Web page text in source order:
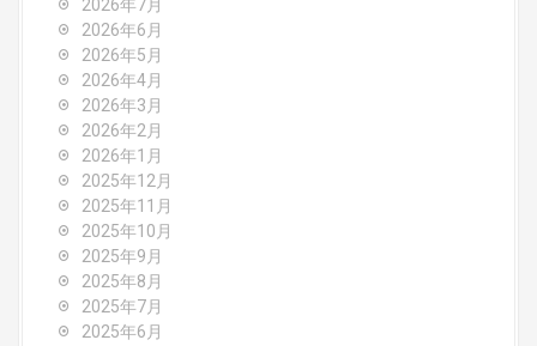
2026年7月
2026年6月
2026年5月
2026年4月
2026年3月
2026年2月
2026年1月
2025年12月
2025年11月
2025年10月
2025年9月
2025年8月
2025年7月
2025年6月